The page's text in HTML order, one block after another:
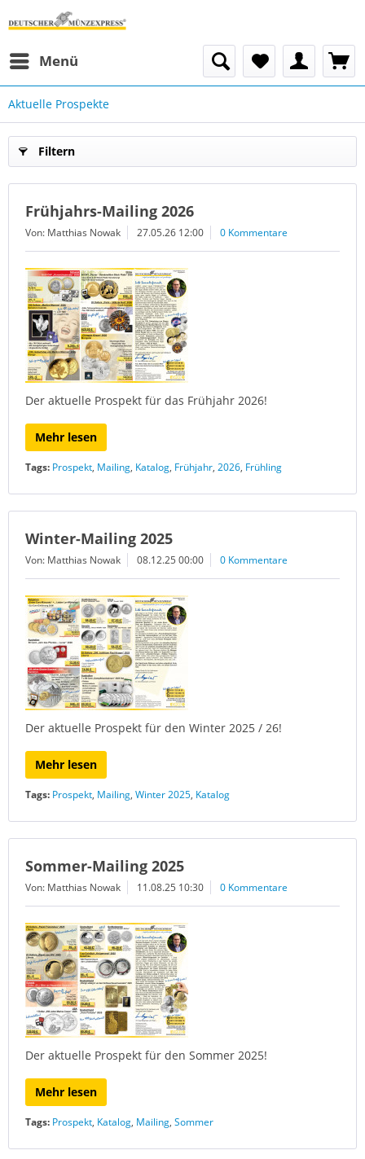
Menü
Aktuelle Prospekte
Filtern
Frühjahrs-Mailing 2026
Von: Matthias Nowak 27.05.26 12:00 0 Kommentare
Der aktuelle Prospekt für das Frühjahr 2026!
Mehr lesen
Tags: Prospekt, Mailing, Katalog, Frühjahr, 2026, Frühling
Winter-Mailing 2025
Von: Matthias Nowak 08.12.25 00:00 0 Kommentare
Der aktuelle Prospekt für den Winter 2025 / 26!
Mehr lesen
Tags: Prospekt, Mailing, Winter 2025, Katalog
Sommer-Mailing 2025
Von: Matthias Nowak 11.08.25 10:30 0 Kommentare
Der aktuelle Prospekt für den Sommer 2025!
Mehr lesen
Tags: Prospekt, Katalog, Mailing, Sommer